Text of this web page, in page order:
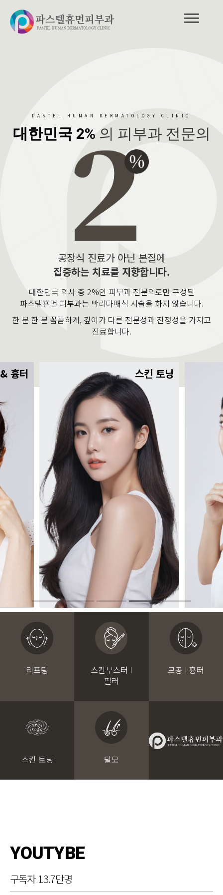
PASTEL HUMAN DERMATOLOGY CLINIC
대한민국 2% 의 피부과 전문의
공장식 진료가 아닌 본질에
집중하는 치료를 지향합니다.
대한민국 의사 중 2%인 피부과 전문의로만 구성된
파스텔휴먼 피부과는 박리다매식 시술을 하지 않습니다.
한 분 한 분 꼼꼼하게, 깊이가 다른 전문성과 진정성을 가지고
진료합니다.
흉터 스킨 토닝
리프팅
스킨부스터 I
필러
모공 I 흉터
스킨 토닝 탈모
YOUTYBE
구독자 13.7만명